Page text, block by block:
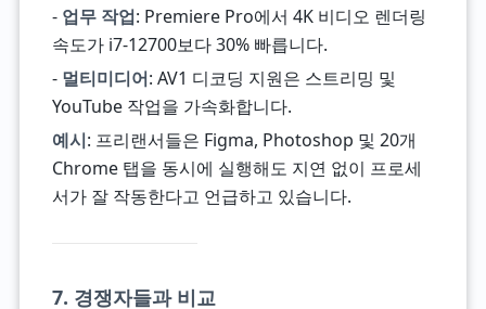
- 업무 작업: Premiere Pro에서 4K 비디오 렌더링
속도가 i7-12700보다 30% 빠릅니다.
- 멀티미디어: AV1 디코딩 지원은 스트리밍 및
YouTube 작업을 가속화합니다.
예시: 프리랜서들은 Figma, Photoshop 및 20개
Chrome 탭을 동시에 실행해도 지연 없이 프로세
서가 잘 작동한다고 언급하고 있습니다.
7. 경쟁자들과 비교